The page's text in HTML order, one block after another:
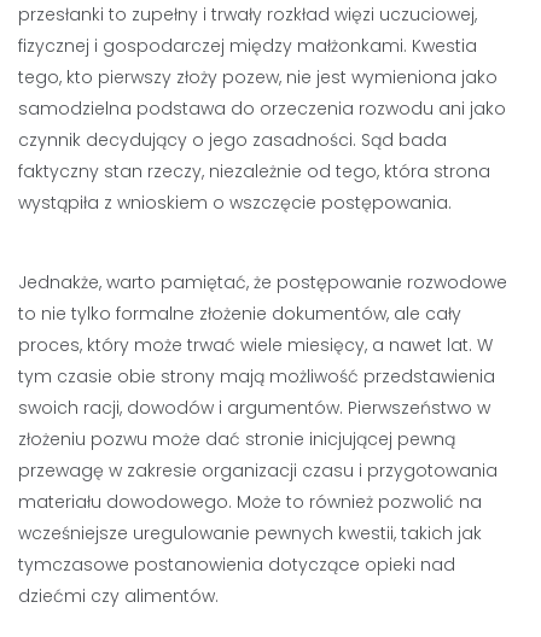
przesłanki to zupełny i trwały rozkład więzi uczuciowej,
fizycznej i gospodarczej między małżonkami. Kwestia
tego, kto pierwszy złoży pozew, nie jest wymieniona jako
samodzielna podstawa do orzeczenia rozwodu ani jako
czynnik decydujący o jego zasadności. Sąd bada
faktyczny stan rzeczy, niezależnie od tego, która strona
wystąpiła z wnioskiem o wszczęcie postępowania.
Jednakże, warto pamiętać, że postępowanie rozwodowe
to nie tylko formalne złożenie dokumentów, ale cały
proces, który może trwać wiele miesięcy, a nawet lat. W
tym czasie obie strony mają możliwość przedstawienia
swoich racji, dowodów i argumentów. Pierwszeństwo w
złożeniu pozwu może dać stronie inicjującej pewną
przewagę w zakresie organizacji czasu i przygotowania
materiału dowodowego. Może to również pozwolić na
wcześniejsze uregulowanie pewnych kwestii, takich jak
tymczasowe postanowienia dotyczące opieki nad
dziećmi czy alimentów.